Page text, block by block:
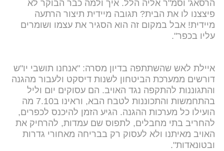
הרסאג' וסמ"ר אליה הלל. איך ולמה כבר הבוקר לא
פיצצנו לו את הבית? תגובה מיידית תיצור הרתעה
מיידית! אבל במקום זה הוא הסגיר את עצמו ושומרים
עליו בכפר".
איילת לאש שהשתתפה בדיון מסרה: "אנחנו תושבי יו"ש
דורשים ממערכת הביטחון לשנות דיסקט ולעבור מהגנה
והתגוננות להתקפה נגד האויב. הם עסוקים יום וליל
בהתחמשות והתכוננות לטבח הבא, וראינו ב7.10 מה
הועילו כל מערכות ההגנה. הגיע הזמן להיכנס לכפרים,
להחריב בתי מחבלים, לתפוס שם עמדות, להרחיק את
האויב מאיתנו ולא לעסוק רק בבריחה מאחורי גדרות
ובטונאדות".